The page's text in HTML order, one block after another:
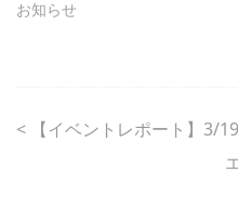
お知らせ
<
【イベントレポート】3/